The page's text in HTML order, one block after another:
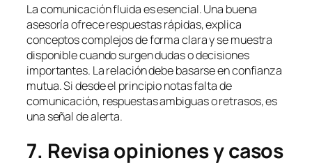
La comunicación fluida es esencial. Una buena
asesoría ofrece respuestas rápidas, explica
conceptos complejos de forma clara y se muestra
disponible cuando surgen dudas o decisiones
importantes. La relación debe basarse en confianza
mutua. Si desde el principio notas falta de
comunicación, respuestas ambiguas o retrasos, es
una señal de alerta.
7. Revisa opiniones y casos